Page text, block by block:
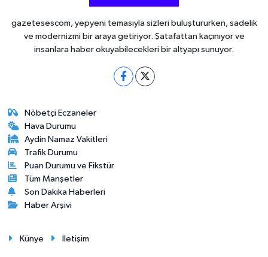
gazetesescom, yepyeni temasıyla sizleri buluştururken, sadelik
ve modernizmi bir araya getiriyor. Şatafattan kaçınıyor ve
insanlara haber okuyabilecekleri bir altyapı sunuyor.
Nöbetçi Eczaneler
Hava Durumu
Aydin Namaz Vakitleri
Trafik Durumu
Puan Durumu ve Fikstür
Tüm Manşetler
Son Dakika Haberleri
Haber Arşivi
Künye İletişim